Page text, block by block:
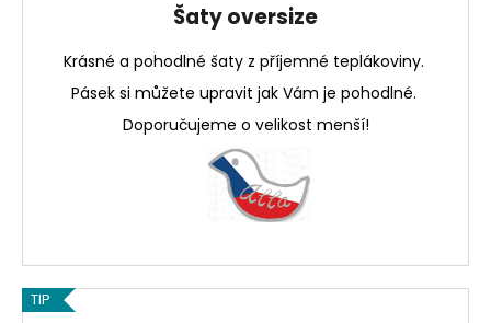
Šaty oversize
Krásné a pohodlné šaty z příjemné teplákoviny.
Pásek si můžete upravit jak Vám je pohodlné.
Doporučujeme o velikost menší!
TIP